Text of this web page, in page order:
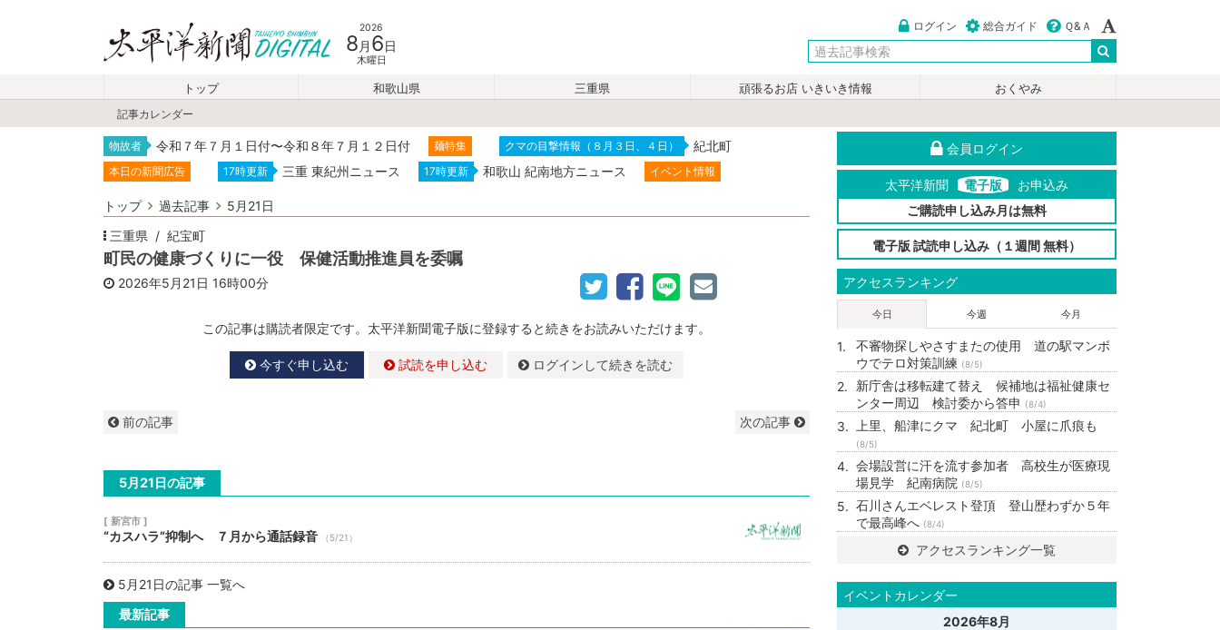
2026
8 月 6日
木曜日
ログイン 総合ガイド Ｑ&Ａ
トップ 和歌山県 三重県 頑張るお店 いきいき情報
おくやみ
記事カレンダー
物故者 令和７年７月１日付〜令和８年７月１２日付 麺特集 クマの目撃情報（８月３日、４日） 紀北町
本日の新聞広告 17時更新 三重 東紀州ニュース 17時更新 和歌山 紀南地方ニュース イベント情報
トップ 過去記事
5月21日
三重県
紀宝町
町民の健康づくりに一役 保健活動推進員を委嘱
2026年5月21日 16時00分
この記事は購読者限定です。太平洋新聞電子版に登録すると続きをお読みいただけます。
今すぐ申し込む 試読を申し込む ログインして続きを読む
前の記事 次の記事
5月21日の記事
[ 新宮市 ]
“カスハラ”抑制へ ７月から通話録音 （5/21）
5月21日の記事 一覧へ
最新記事
会員ログイン
太平洋新聞 電子版
お申込み
ご購読申し込み月は無料
電子版 試読申し込み（１週間 無料）
アクセスランキング
今日 今週 今月
不審物探しやさすまたの使用 道の駅マンボ
ウでテロ対策訓練 (8/5)
新庁舎は移転建て替え 候補地は福祉健康セ
ンター周辺 検討委から答申
(8/4)
上里、船津にクマ 紀北町 小屋に爪痕も
(8/5)
会場設営に汗を流す参加者 高校生が医療現
場見学 紀南病院 (8/5)
石川さんエベレスト登頂 登山歴わずか５年
で最高峰へ (8/4)
アクセスランキング一覧
イベントカレンダー
2026年8月